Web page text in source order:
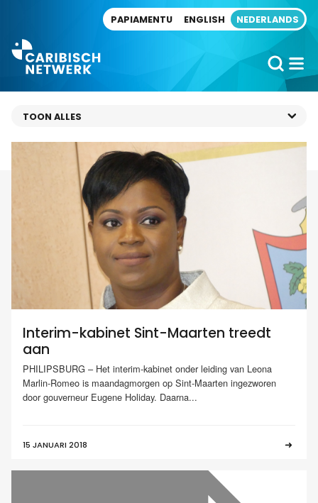
PAPIAMENTU ENGLISH NEDERLANDS
Interim-kabinet Sint-Maarten treedt
aan
PHILIPSBURG – Het interim-kabinet onder leiding van Leona
Marlin-Romeo is maandagmorgen op Sint-Maarten ingezworen
door gouverneur Eugene Holiday. Daarna...
15 JANUARI 2018